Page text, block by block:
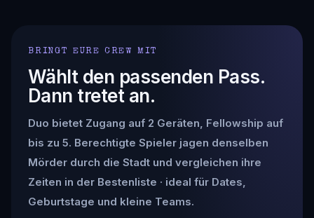
BRINGT EURE CREW MIT
Wählt den passenden Pass.
Dann tretet an.
Duo bietet Zugang auf 2 Geräten, Fellowship auf
bis zu 5. Berechtigte Spieler jagen denselben
Mörder durch die Stadt und vergleichen ihre
Zeiten in der Bestenliste · ideal für Dates,
Geburtstage und kleine Teams.